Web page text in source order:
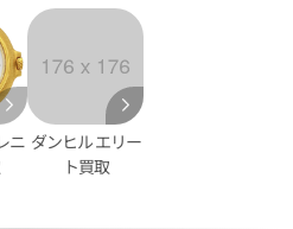
ニ ダンヒル エリー
ト買取